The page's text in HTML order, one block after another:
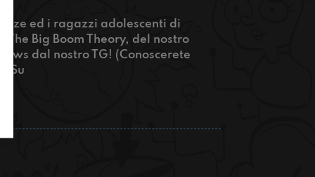
ed i ragazzi adolescenti di
Big Boom Theory, del nostro
dal nostro TG! (Conoscerete